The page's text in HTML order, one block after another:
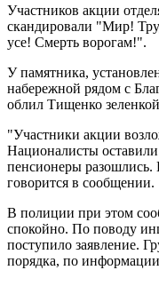
Участников акции
скандировали "Мир!
усе! Смерть ворогам!".
У памятника,
набережной рядом с
облил Тищенко
"Участники акции
Националисты
пенсионеры
говорится в сообщении.
В полиции при этом
спокойно. По поводу
поступило заявление.
порядка, по